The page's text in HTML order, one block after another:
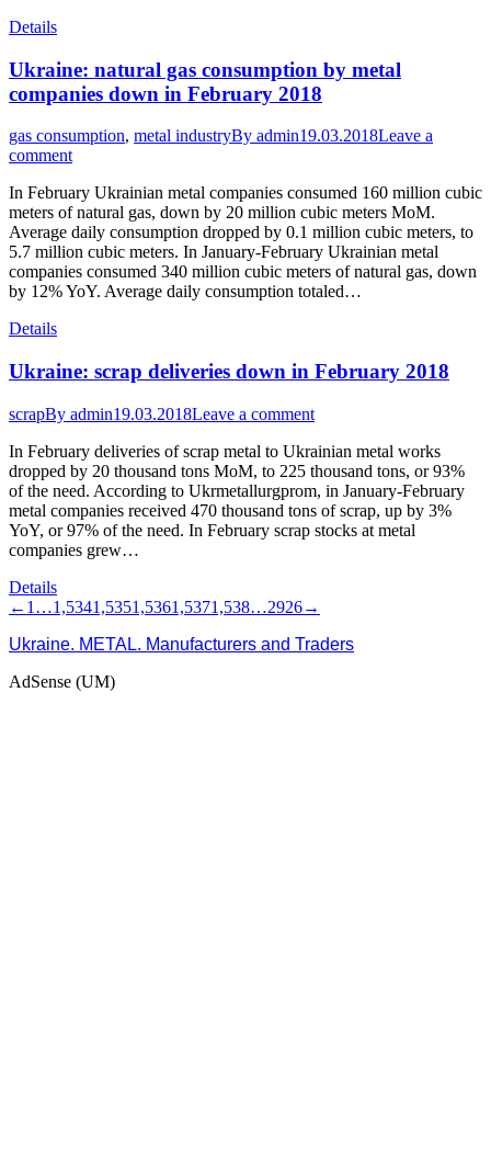
Details
Ukraine: natural gas consumption by metal
companies down in February 2018
gas consumption, metal industryBy admin19.03.2018Leave a
comment
In February Ukrainian metal companies consumed 160 million cubic
meters of natural gas, down by 20 million cubic meters MoM.
Average daily consumption dropped by 0.1 million cubic meters, to
5.7 million cubic meters. In January-February Ukrainian metal
companies consumed 340 million cubic meters of natural gas, down
by 12% YoY. Average daily consumption totaled…
Details
Ukraine: scrap deliveries down in February 2018
scrapBy admin19.03.2018Leave a comment
In February deliveries of scrap metal to Ukrainian metal works
dropped by 20 thousand tons MoM, to 225 thousand tons, or 93%
of the need. According to Ukrmetallurgprom, in January-February
metal companies received 470 thousand tons of scrap, up by 3%
YoY, or 97% of the need. In February scrap stocks at metal
companies grew…
Details
← 1 …1,5341,5351,5361,5371,538…2926→
Ukraine. METAL. Manufacturers and Traders
AdSense (UM)